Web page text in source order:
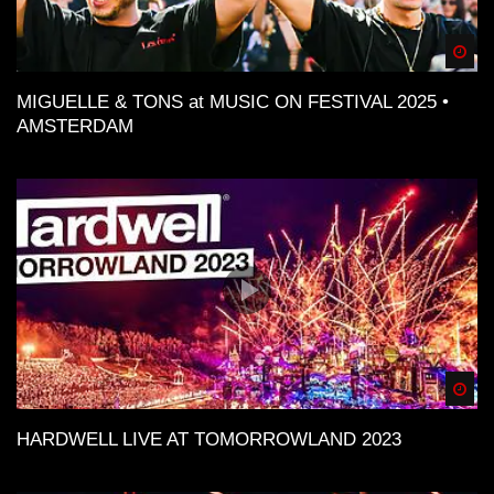
MIGUELLE & TONS at MUSIC ON FESTIVAL 2025 •
AMSTERDAM
HARDWELL LIVE AT TOMORROWLAND 2023